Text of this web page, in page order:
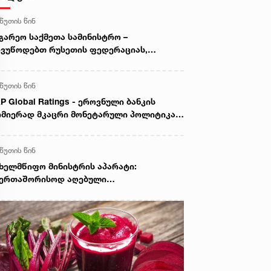
წინ
საქმეთა სამინისტრო –
რუსეთის ფედერაციას,
მიმართული ქმედებები
წინ
Global Ratings - ეროვნული ბანკის
მკაცრი მონეტარული პოლიტიკა
წინ
მინისტრის აპარატი:
აღებული
ფედერაცია ამ დრომდე
საქართველოს რეგიონების
ოკუპაციას